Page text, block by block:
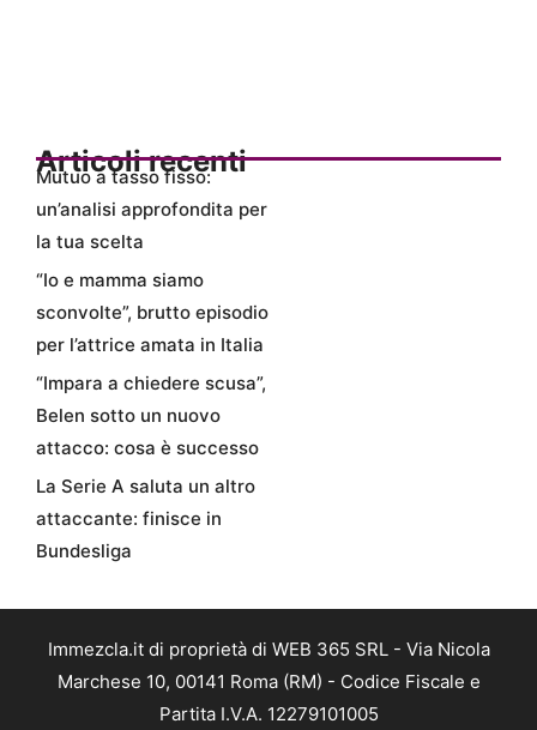
Articoli recenti
Mutuo a tasso fisso:
un’analisi approfondita per
la tua scelta
“Io e mamma siamo
sconvolte”, brutto episodio
per l’attrice amata in Italia
“Impara a chiedere scusa”,
Belen sotto un nuovo
attacco: cosa è successo
La Serie A saluta un altro
attaccante: finisce in
Bundesliga
Immezcla.it di proprietà di WEB 365 SRL - Via Nicola
Marchese 10, 00141 Roma (RM) - Codice Fiscale e
Partita I.V.A. 12279101005